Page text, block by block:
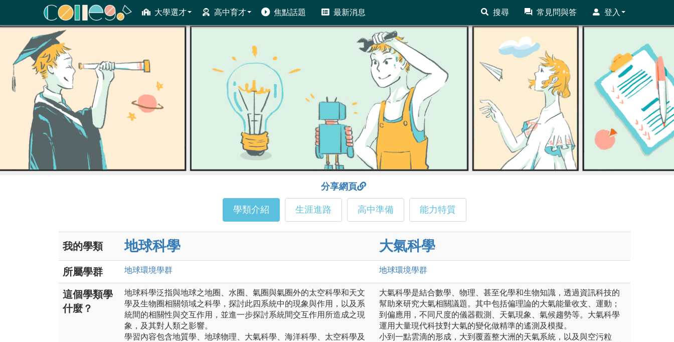
大學選才 高中育才 焦點話題 最新消息 搜尋 常見問與答 登入
ColleGo! 大學選才與高中育才輔助系統
分享網頁
學類介紹 生涯進路 高中準備 能力特質
我的學類 地球科學 大氣科學
所屬學群 地球環境學群 地球環境學群
這個學類學
什麼？
地球科學泛指與地球之地圈、水圈、氣圈與氣圈外的太空科學和天文
學及生物圈相關領域之科學，探討此四系統中的現象與作用，以及系
統間的相關性與交互作用，並進一步探討系統間交互作用所造成之現
象，及其對人類之影響。
學習內容包含地質學、地球物理、大氣科學、海洋科學、太空科學及
大氣科學是結合數學、物理、甚至化學和生物知識，透過資訊科技的
幫助來研究大氣相關議題。其中包括偏理論的大氣能量收支、運動；
到偏應用，不同尺度的儀器觀測、天氣現象、氣候趨勢等。大氣科學
運用大量現代科技對大氣的變化做精準的遙測及模擬。
小到一點雲滴的形成，大到覆蓋整大洲的天氣系統，以及與空污粒